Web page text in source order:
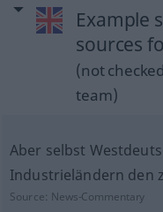
Example
sources
(not
team)
Aber selbst
Industrieländern den
Source: News-Commentary